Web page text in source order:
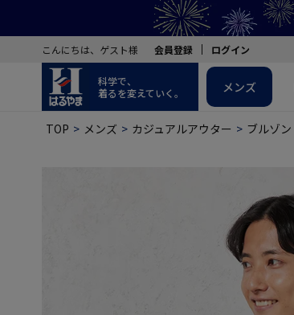
こんにちは、ゲスト様 会員登録 ログイン
科学で、
着るを変えていく。
メンズ
TOP メンズ カジュアルアウター ブルゾン